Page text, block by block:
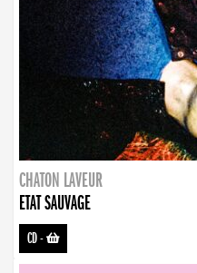
CHATON LAVEUR
ETAT SAUVAGE
CD-